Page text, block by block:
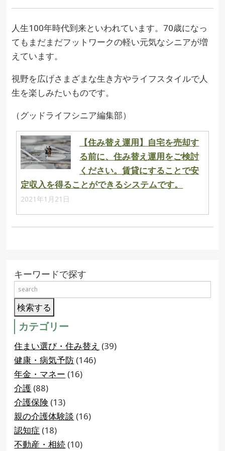
人生100年時代到来といわれています。70歳になっ
てもまだまだフットワークの軽い元気なシニアが増
えています。
視野を広げさまざまな生き方やライフスタイルで人
生を楽しみたいものです。
（グッドライフシニア編集部）
【住み替え運用】自宅を売却す
る前に、住み替え運用をご検討
ください。賃貸にすることで安
定収入を得ることができるシステムです。
2021年1月21日
キーワードで探す
カテゴリー
住まい選び・住み替え (39)
健康・病気予防 (146)
年金・マネー (16)
介護 (88)
介護保険 (13)
親の介護体験談 (16)
認知症 (18)
不動産・相続 (10)